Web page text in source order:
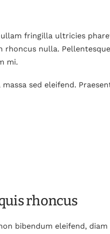
fringilla ultricies
rhoncus nulla.
mi.
sed eleifend.
rhoncus
bibendum eleifend, diam